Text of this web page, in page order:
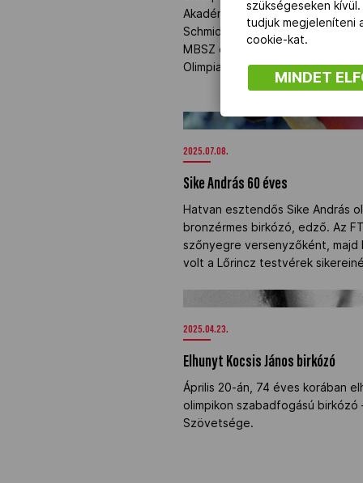
Akadémián (KIMBA), amelyen
Schmidt Ádám sportért felelős
MBSZ elnöke, a KIMBA alapítója
Olimpiai Bizottság főtitkára.
Sike András 60 éves" />
2025.07.08.
Sike András 60 éves
Hatvan esztendős Sike András
bronzérmes birkózó, edző. Az
szőnyegre versenyzőként,
volt a Lőrincz testvérek
Elhunyt Kocsis János birkózó" />
2025.04.23.
Elhunyt Kocsis János birkózó
Április 20-án, 74 éves korában
olimpikon szabadfogású birkózó
Szövetsége.
szükségeseken
tudjuk megjeleníteni
cookie-kat.
MINDET